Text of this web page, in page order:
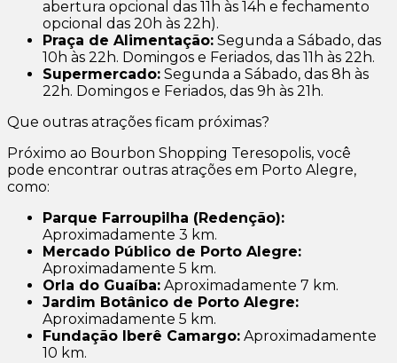
abertura opcional das 11h às 14h e fechamento
opcional das 20h às 22h).
Praça de Alimentação: Segunda a Sábado, das
10h às 22h. Domingos e Feriados, das 11h às 22h.
Supermercado: Segunda a Sábado, das 8h às
22h. Domingos e Feriados, das 9h às 21h.
Que outras atrações ficam próximas?
Próximo ao Bourbon Shopping Teresopolis, você
pode encontrar outras atrações em Porto Alegre,
como:
Parque Farroupilha (Redenção):
Aproximadamente 3 km.
Mercado Público de Porto Alegre:
Aproximadamente 5 km.
Orla do Guaíba: Aproximadamente 7 km.
Jardim Botânico de Porto Alegre:
Aproximadamente 5 km.
Fundação Iberê Camargo: Aproximadamente
10 km.